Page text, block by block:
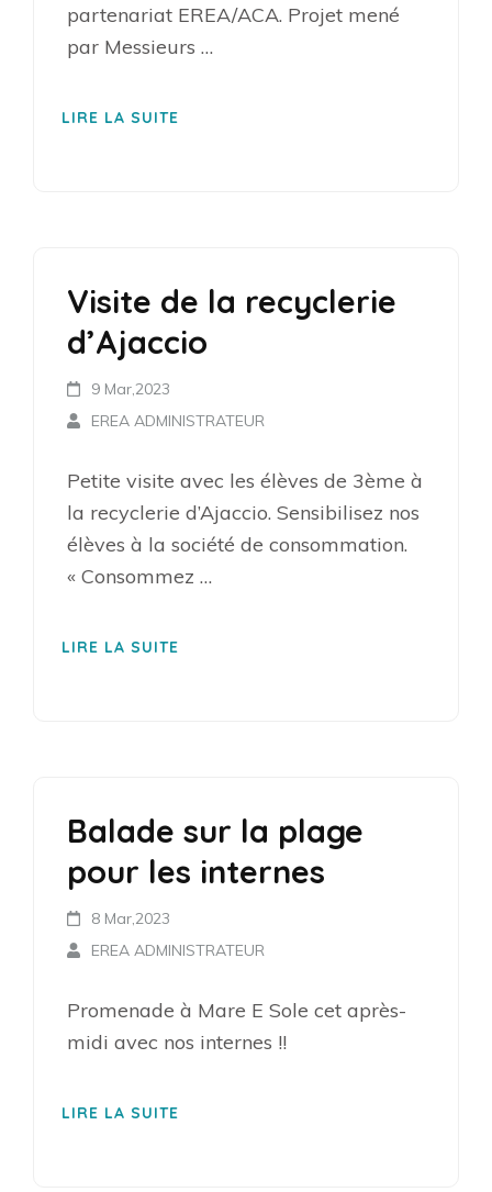
partenariat EREA/ACA. Projet mené
par Messieurs …
LIRE LA SUITE
Visite de la recyclerie
d’Ajaccio
9 Mar,2023
EREA ADMINISTRATEUR
Petite visite avec les élèves de 3ème à
la recyclerie d’Ajaccio. Sensibilisez nos
élèves à la société de consommation.
« Consommez …
LIRE LA SUITE
Balade sur la plage
pour les internes
8 Mar,2023
EREA ADMINISTRATEUR
Promenade à Mare E Sole cet après-
midi avec nos internes !!
LIRE LA SUITE